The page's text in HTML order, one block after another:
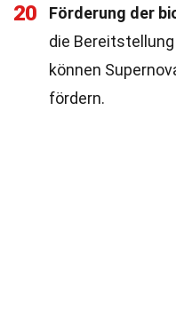
20 Förderung der
die
können
fördern.